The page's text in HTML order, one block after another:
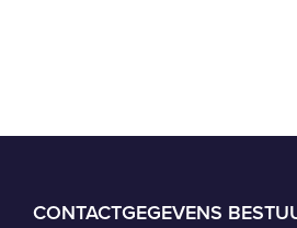
CONTACTGEGEVENS